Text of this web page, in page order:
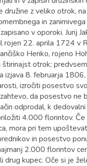
družine z veliko otrok,
in
v oporoki. Jurij
rojen 22. aprila 1724 v
Heriko, rojeno
otrok;
izjava 8. februarja 1806,
izročiti posestvo
zahtevo, da posestvo ne
odprodal, k
4.000 florintov.
mora pri tem
in posestvo
2.000 florintov
drug kupec. Oče si je